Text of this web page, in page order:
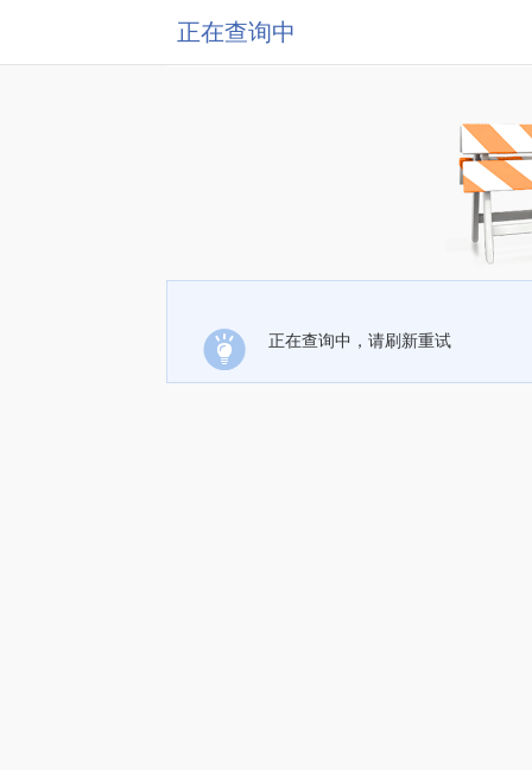
正在查询中
正在查询中，请刷新重试